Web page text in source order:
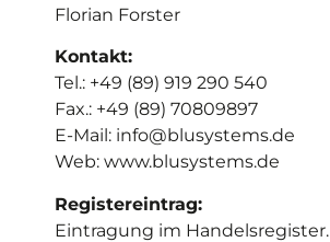
Florian Forster
Kontakt:
Tel.: +49 (89) 919 290 540
Fax.: +49 (89) 70809897
E-Mail: info@blusystems.de
Web: www.blusystems.de
Registereintrag:
Eintragung im Handelsregister.